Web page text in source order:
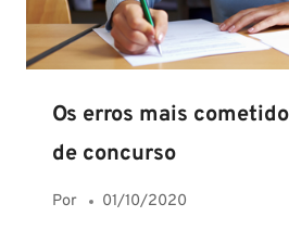
Os erros mais
de concurso
Por 01/10/2020